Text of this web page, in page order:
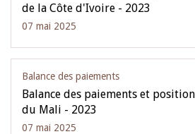
de la Côte d'Ivoire - 2023
07 mai 2025
Balance des paiements
Balance des paiements et
du Mali - 2023
07 mai 2025